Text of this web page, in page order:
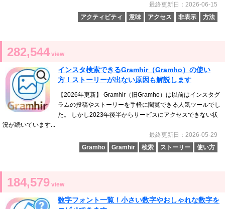
最終更新日：2026-06-15
アクティビティ
意味 アクセス 非表示 方法
282,544 view
インスタ検索できるGramhir（Gramho）の使い
方！ストーリーが出ない原因も解説します
【2026年更新】 Gramhir（旧Gramho）は以前はインスタグ
ラムの投稿やストーリーを手軽に閲覧できる人気ツールでし
た。 しかし2023年後半からサービスにアクセスできない状
況が続いています...
最終更新日：2026-05-29
Gramho
Gramhir 検索 ストーリー 使い方
184,579 view
数字フォント一覧！小さい数字やおしゃれな数字を